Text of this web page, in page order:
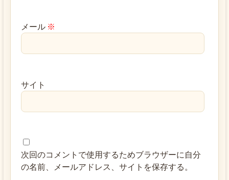
メール ※
サイト
次回のコメントで使用するためブラウザーに自分
の名前、メールアドレス、サイトを保存する。